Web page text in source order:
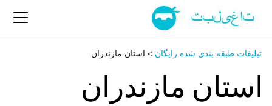
تبلیغات طبقه بندی شده رایگان > استان مازندران
استان مازندران